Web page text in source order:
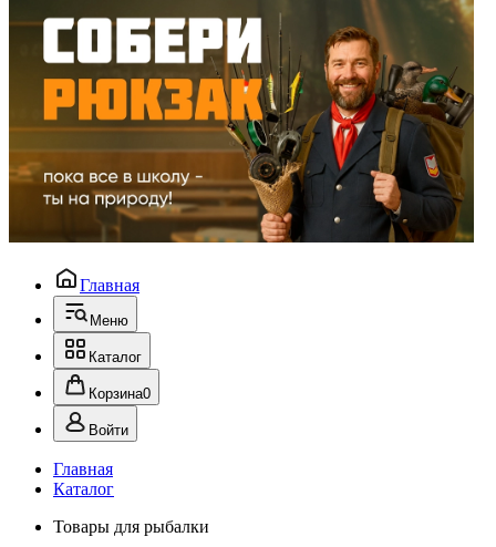
Главная
Меню
Каталог
Корзина0
Войти
Главная
Каталог
Товары для рыбалки